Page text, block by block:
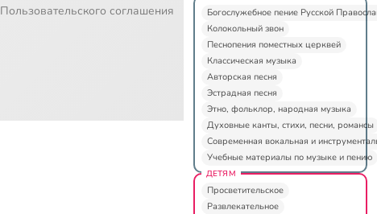
Пользовательского соглашения
Богослужебное пение Русской
Колокольный звон
Песнопения поместных церквей
Классическая музыка
Авторская песня
Эстрадная песня
Этно, фольклор, народная музыка
Духовные канты, стихи, песни, романсы
Современная вокальная и
Учебные материалы по музыке и пению
ДЕТЯМ
Просветительское
Развлекательное